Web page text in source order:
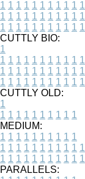
1 1 1 1 1 1 1 1 1 1 1
1 1 1 1 1 1 1 1 1 1 1
1 1 1 1 1 1 1 1 1 1 1
CUTTLY BIO:
1
1 1 1 1 1 1 1 1 1 1 1
1 1 1 1 1 1 1 1 1 1 1
1 1 1 1 1 1 1 1 1 1 1
CUTTLY OLD:
1
1 1 1 1 1 1 1 1 1 1
MEDIUM:
1 1 1 1 1 1 1 1 1 1
1 1 1 1 1 1 1 1 1 1 1
1 1 1 1 1 1 1 1 1 1 1
PARALLELS: